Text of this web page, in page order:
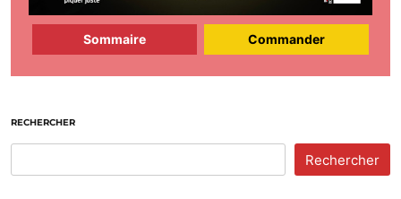
Sommaire Commander
RECHERCHER
Rechercher